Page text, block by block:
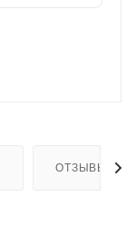
ОТЗЫВЫ